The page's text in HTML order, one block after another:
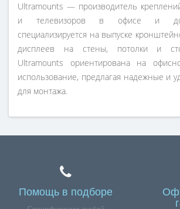
Ultramounts — производитель
и телевизоров в офисе и
специализируется на выпуске
дисплеев на стены, потолки и
Ultramounts ориентирована на
использование, предлагая надежные и
для монтажа.
Помощь в подборе